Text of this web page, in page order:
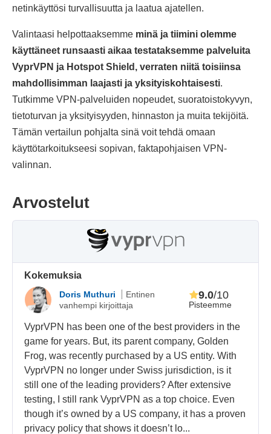
netinkäyttösi turvallisuutta ja laatua ajatellen.
Valintaasi helpottaaksemme minä ja tiimini olemme
käyttäneet runsaasti aikaa testataksemme palveluita
VyprVPN ja Hotspot Shield, verraten niitä toisiinsa
mahdollisimman laajasti ja yksityiskohtaisesti.
Tutkimme VPN-palveluiden nopeudet, suoratoistokyvyn,
tietoturvan ja yksityisyyden, hinnaston ja muita tekijöitä.
Tämän vertailun pohjalta sinä voit tehdä omaan
käyttötarkoitukseesi sopivan, faktapohjaisen VPN-
valinnan.
Arvostelut
Kokemuksia
Doris Muthuri
Entinen
vanhempi kirjoittaja
Pisteemme
9.0/10
VyprVPN has been one of the best providers in the
game for years. But, its parent company, Golden
Frog, was recently purchased by a US entity. With
VyprVPN no longer under Swiss jurisdiction, is it
still one of the leading providers? After extensive
testing, I still rank VyprVPN as a top choice. Even
though it’s owned by a US company, it has a proven
privacy policy that shows it doesn’t lo...